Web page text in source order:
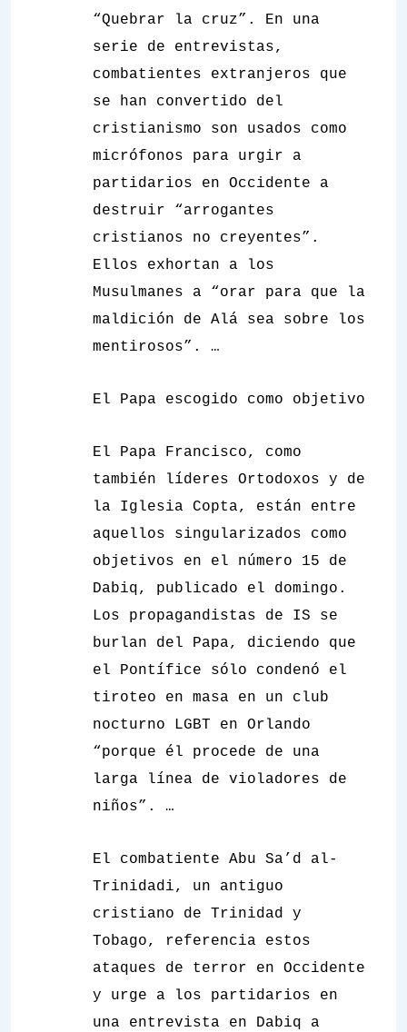
“Quebrar la cruz”. En una
serie de entrevistas,
combatientes extranjeros que
se han convertido del
cristianismo son usados como
micrófonos para urgir a
partidarios en Occidente a
destruir “arrogantes
cristianos no creyentes”.
Ellos exhortan a los
Musulmanes a “orar para que la
maldición de Alá sea sobre los
mentirosos”. …
El Papa escogido como objetivo
El Papa Francisco, como
también líderes Ortodoxos y de
la Iglesia Copta, están entre
aquellos singularizados como
objetivos en el número 15 de
Dabiq, publicado el domingo.
Los propagandistas de IS se
burlan del Papa, diciendo que
el Pontífice sólo condenó el
tiroteo en masa en un club
nocturno LGBT en Orlando
“porque él procede de una
larga línea de violadores de
niños”. …
El combatiente Abu Sa’d al-
Trinidadi, un antiguo
cristiano de Trinidad y
Tobago, referencia estos
ataques de terror en Occidente
y urge a los partidarios en
una entrevista en Dabiq a